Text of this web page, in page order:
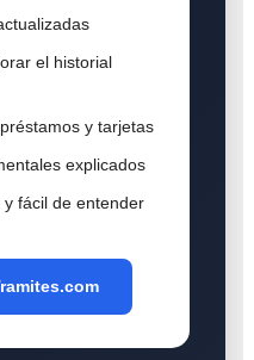
el historial
y tarjetas
explicados
fácil de entender